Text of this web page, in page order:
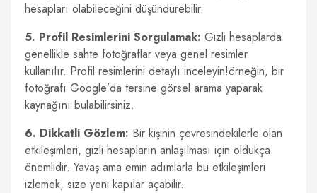
hesapları olabileceğini düşündürebilir.
5. Profil Resimlerini Sorgulamak: Gizli hesaplarda
genellikle sahte fotoğraflar veya genel resimler
kullanılır. Profil resimlerini detaylı inceleyin!örneğin, bir
fotoğrafı Google’da tersine görsel arama yaparak
kaynağını bulabilirsiniz.
6. Dikkatli Gözlem: Bir kişinin çevresindekilerle olan
etkileşimleri, gizli hesapların anlaşılması için oldukça
önemlidir. Yavaş ama emin adımlarla bu etkileşimleri
izlemek, size yeni kapılar açabilir.